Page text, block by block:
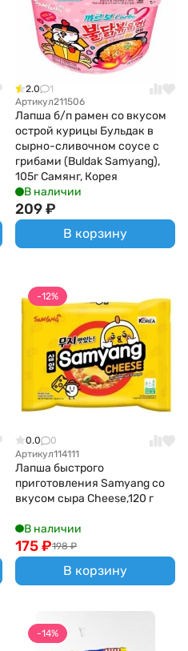
2.0
1
Артикул211506
Лапша б/п рамен со вкусом
острой курицы Бульдак в
сырно-сливочном соусе с
грибами (Buldak Samyang),
105г Самянг, Корея
В наличии
209₽
В корзину
-12%
0.0
0
Артикул114111
Лапша быстрого
приготовления Samyang со
вкусом сыра Cheese,120 г
В наличии
198 ₽
175₽
В корзину
-14%